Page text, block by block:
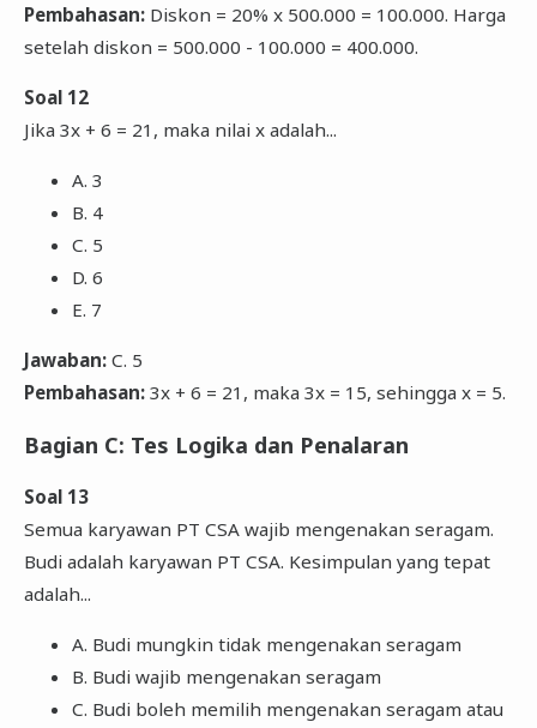
Pembahasan:Diskon = 20% x 500.000 = 100.000. Harga
setelah diskon = 500.000 - 100.000 = 400.000.
Soal 12
Jika 3x + 6 = 21, maka nilai x adalah...
A. 3
B. 4
C. 5
D. 6
E. 7
Jawaban:C. 5
Pembahasan:3x + 6 = 21, maka 3x = 15, sehingga x = 5.
Bagian C: Tes Logika dan Penalaran
Soal 13
Semua karyawan PT CSA wajib mengenakan seragam.
Budi adalah karyawan PT CSA. Kesimpulan yang tepat
adalah...
A. Budi mungkin tidak mengenakan seragam
B. Budi wajib mengenakan seragam
C. Budi boleh memilih mengenakan seragam atau